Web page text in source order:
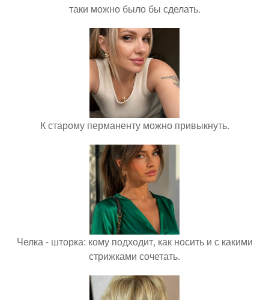
таки можно было бы сделать.
К старому перманенту можно привыкнуть.
Челка - шторка: кому подходит, как носить и с какими
стрижками сочетать.